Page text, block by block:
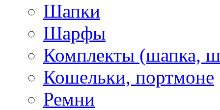
Шапки
Шарфы
Комплекты (шапка,
Кошельки, портмоне
Ремни